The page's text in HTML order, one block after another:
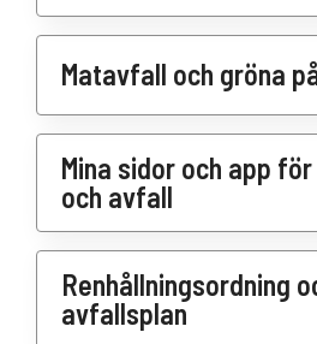
Matavfall och gröna
Mina sidor och app
och avfall
Renhållningsordning
avfallsplan